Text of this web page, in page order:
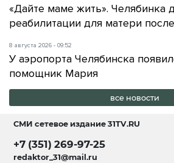
«Дайте маме жить». Челябинка
реабилитации для матери
8 августа 2026 - 09:52
У аэропорта Челябинска
помощник Мария
все новости
СМИ сетевое издание31TV.RU
+7 (351) 269-97-25
redaktor_31@mail.ru